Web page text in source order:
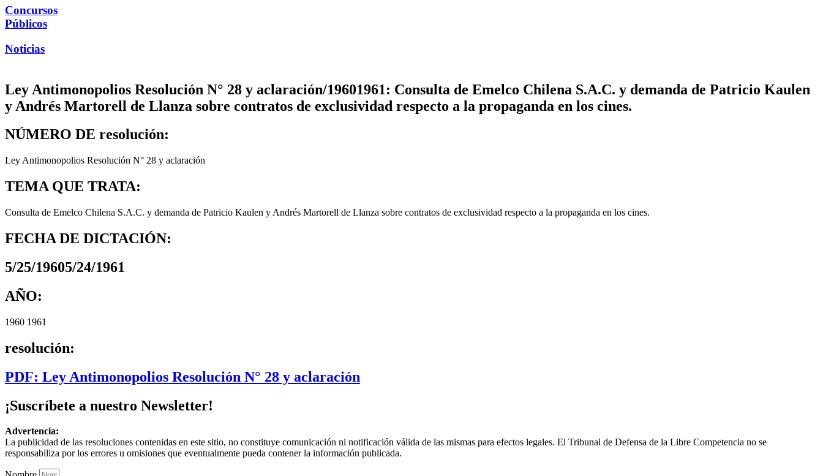
Concursos
Públicos
Noticias
Ley Antimonopolios Resolución N° 28 y aclaración/19601961: Consulta de Emelco Chilena S.A.C. y demanda de Patricio Kaulen
y Andrés Martorell de Llanza sobre contratos de exclusividad respecto a la propaganda en los cines.
NÚMERO DE resolución:
Ley Antimonopolios Resolución N° 28 y aclaración
TEMA QUE TRATA:
Consulta de Emelco Chilena S.A.C. y demanda de Patricio Kaulen y Andrés Martorell de Llanza sobre contratos de exclusividad respecto a la propaganda en los cines.
FECHA DE DICTACIÓN:
5/25/19605/24/1961
AÑO:
1960 1961
resolución:
PDF: Ley Antimonopolios Resolución N° 28 y aclaración
¡Suscríbete a nuestro Newsletter!
Advertencia:
La publicidad de las resoluciones contenidas en este sitio, no constituye comunicación ni notificación válida de las mismas para efectos legales. El Tribunal de Defensa de la Libre Competencia no se
responsabiliza por los errores u omisiones que eventualmente pueda contener la información publicada.